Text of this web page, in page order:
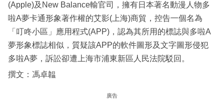
(Apple)及New Balance輸官司，擁有日本著名動漫人物多
啦A夢卡通形象著作權的艾影(上海)商貿，控告一個名為
「叮咚小區」應用程式(APP)，認為其所用的標誌與多啦A
夢形象標誌相似，質疑該APP的軟件圖形及文字圖形侵犯
多啦A夢，訴訟卻遭上海市浦東新區人民法院駁回。
撰文：馮卓韞
廣告